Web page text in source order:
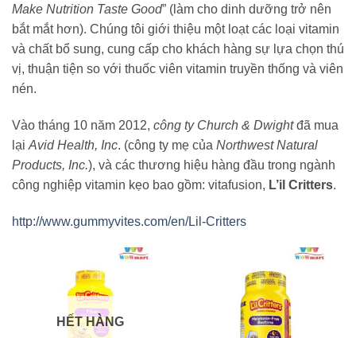
Make Nutrition Taste Good” (làm cho dinh dưỡng trở nên
bắt mắt hơn). Chúng tôi giới thiệu một loạt các loại vitamin
và chất bổ sung, cung cấp cho khách hàng sự lựa chọn thú
vị, thuận tiện so với thuốc viên vitamin truyền thống và viên
nén.
Vào tháng 10 năm 2012, công ty Church & Dwightđã mua
lại Avid Health, Inc. (công ty mẹ của Northwest Natural
Products, Inc.), và các thương hiệu hàng đầu trong ngành
công nghiệp vitamin kẹo bao gồm: vitafusion, L’il Critters.
http://www.gummyvites.com/en/Lil-Critters
HẾT HÀNG